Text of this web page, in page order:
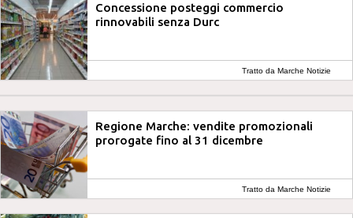
Concessione posteggi commercio
rinnovabili senza Durc
Tratto da Marche Notizie
Regione Marche: vendite promozionali
prorogate fino al 31 dicembre
Tratto da Marche Notizie